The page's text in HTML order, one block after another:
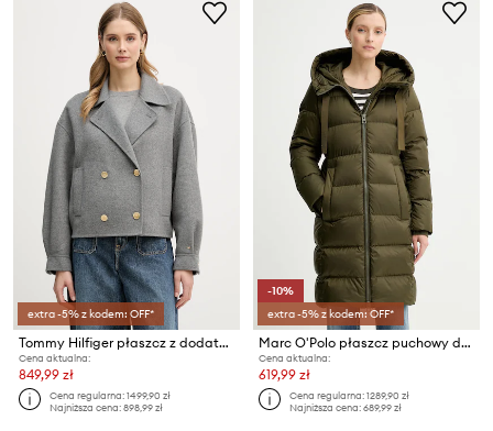
extra -5% z kodem: OFF*
Tommy Hilfiger płaszcz z dodatkiem wełny
Cena aktualna:
849,99 zł
Cena regularna:1499,90 zł
Najniższa cena:898,99 zł
-10%
extra -5% z kodem: OFF*
Marc O'Polo płaszcz puchowy damski
Cena aktualna:
619,99 zł
Cena regularna:1289,90 zł
Najniższa cena:689,99 zł